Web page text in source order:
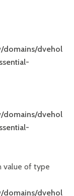
value of type